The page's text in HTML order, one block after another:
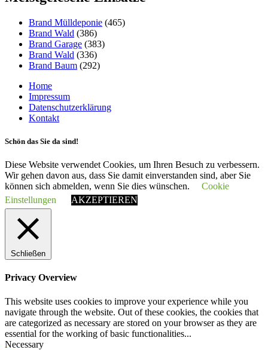
Brand Mülldeponie (465)
Brand Wald (386)
Brand Garage (383)
Brand Wald (336)
Brand Baum (292)
Home
Impressum
Datenschutzerklärung
Kontakt
Schön das Sie da sind!
Diese Website verwendet Cookies, um Ihren Besuch zu verbessern.
Wir gehen davon aus, dass Sie damit einverstanden sind, aber Sie
können sich abmelden, wenn Sie dies wünschen.
Cookie
Einstellungen
AKZEPTIEREN
Schließen
Privacy Overview
This website uses cookies to improve your experience while you
navigate through the website. Out of these cookies, the cookies that
are categorized as necessary are stored on your browser as they are
essential for the working of basic functionalities...
Necessary